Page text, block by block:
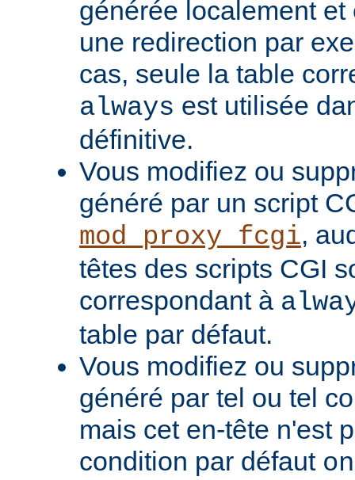
générée localement
une redirection par
cas, seule la table
always est utilisée
définitive.
Vous modifiez ou
généré par un script
mod_proxy_fcgi,
têtes des scripts CGI
correspondant à
table par défaut.
Vous modifiez ou
généré par tel ou tel
mais cet en-tête n'est
condition par défaut